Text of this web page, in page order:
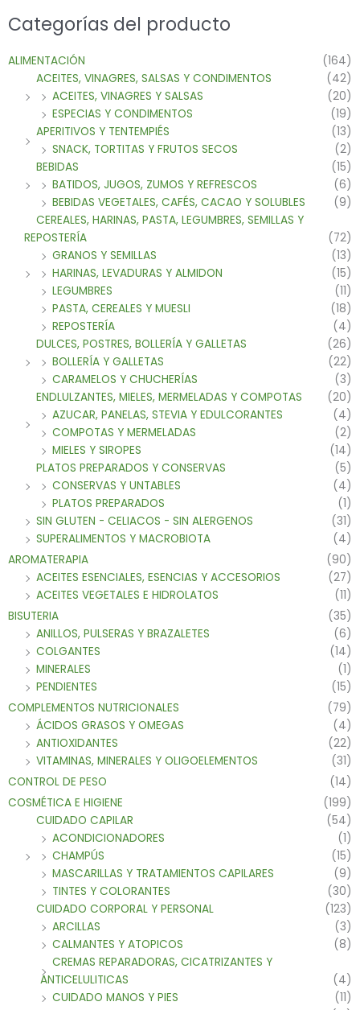
Categorías del producto
ALIMENTACIÓN
(164)
ACEITES, VINAGRES, SALSAS Y CONDIMENTOS
(42)
ACEITES, VINAGRES Y SALSAS
(20)
ESPECIAS Y CONDIMENTOS
(19)
APERITIVOS Y TENTEMPIÉS
(13)
SNACK, TORTITAS Y FRUTOS SECOS
(2)
BEBIDAS
(15)
BATIDOS, JUGOS, ZUMOS Y REFRESCOS
(6)
BEBIDAS VEGETALES, CAFÉS, CACAO Y SOLUBLES
(9)
CEREALES, HARINAS, PASTA, LEGUMBRES, SEMILLAS Y
REPOSTERÍA
(72)
GRANOS Y SEMILLAS
(13)
HARINAS, LEVADURAS Y ALMIDON
(15)
LEGUMBRES
(11)
PASTA, CEREALES Y MUESLI
(18)
REPOSTERÍA
(4)
DULCES, POSTRES, BOLLERÍA Y GALLETAS
(26)
BOLLERÍA Y GALLETAS
(22)
CARAMELOS Y CHUCHERÍAS
(3)
ENDLULZANTES, MIELES, MERMELADAS Y COMPOTAS
(20)
AZUCAR, PANELAS, STEVIA Y EDULCORANTES
(4)
COMPOTAS Y MERMELADAS
(2)
MIELES Y SIROPES
(14)
PLATOS PREPARADOS Y CONSERVAS
(5)
CONSERVAS Y UNTABLES
(4)
PLATOS PREPARADOS
(1)
SIN GLUTEN - CELIACOS - SIN ALERGENOS
(31)
SUPERALIMENTOS Y MACROBIOTA
(4)
AROMATERAPIA
(90)
ACEITES ESENCIALES, ESENCIAS Y ACCESORIOS
(27)
ACEITES VEGETALES E HIDROLATOS
(11)
BISUTERIA
(35)
ANILLOS, PULSERAS Y BRAZALETES
(6)
COLGANTES
(14)
MINERALES
(1)
PENDIENTES
(15)
COMPLEMENTOS NUTRICIONALES
(79)
ÁCIDOS GRASOS Y OMEGAS
(4)
ANTIOXIDANTES
(22)
VITAMINAS, MINERALES Y OLIGOELEMENTOS
(31)
CONTROL DE PESO
(14)
COSMÉTICA E HIGIENE
(199)
CUIDADO CAPILAR
(54)
ACONDICIONADORES
(1)
CHAMPÚS
(15)
MASCARILLAS Y TRATAMIENTOS CAPILARES
(9)
TINTES Y COLORANTES
(30)
CUIDADO CORPORAL Y PERSONAL
(123)
ARCILLAS
(3)
CALMANTES Y ATOPICOS
(8)
CREMAS REPARADORAS, CICATRIZANTES Y
ANTICELULITICAS
(4)
CUIDADO MANOS Y PIES
(11)